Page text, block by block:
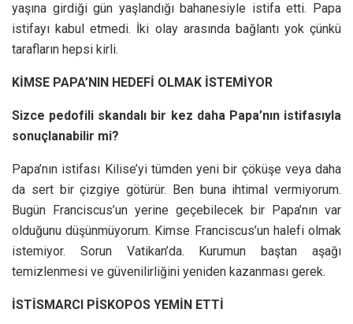
yaşına girdiği gün yaşlandığı bahanesiyle istifa etti. Papa
istifayı kabul etmedi. İki olay arasında bağlantı yok çünkü
tarafların hepsi kirli.
KİMSE PAPA’NIN HEDEFİ OLMAK İSTEMİYOR
Sizce pedofili skandalı bir kez daha Papa’nın istifasıyla
sonuçlanabilir mi?
Papa’nın istifası Kilise’yi tümden yeni bir çöküşe veya daha
da sert bir çizgiye götürür. Ben buna ihtimal vermiyorum.
Bugün Franciscus’un yerine geçebilecek bir Papa’nın var
olduğunu düşünmüyorum. Kimse Franciscus’un halefi olmak
istemiyor. Sorun Vatikan’da. Kurumun baştan aşağı
temizlenmesi ve güvenilirliğini yeniden kazanması gerek.
İSTİSMARCI PİSKOPOS YEMİN ETTİ